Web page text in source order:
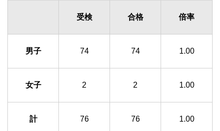
受検 合格 倍率
男子 74 74 1.00
女子 2 2 1.00
計 76 76 1.00